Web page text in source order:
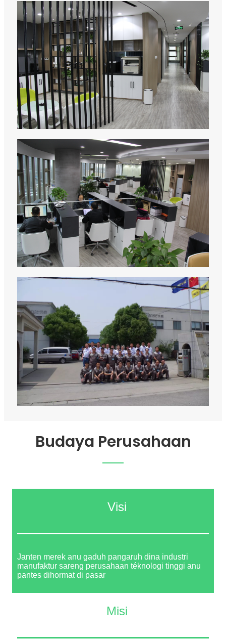
Budaya Perusahaan
Visi
Janten merek anu gaduh pangaruh dina industri
manufaktur sareng perusahaan téknologi tinggi anu
pantes dihormat di pasar
Misi